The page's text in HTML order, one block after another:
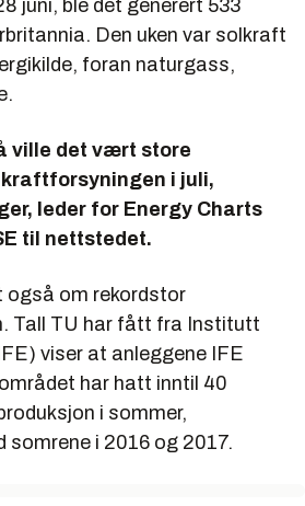
juni, ble det generert 533
Den uken var solkraft
foran naturgass,
ville det vært store
i juli,
leder for Energy Charts
til nettstedet.
også om rekordstor
Tall TU har fått fra Institutt
viser at anleggene IFE
har hatt inntil 40
i sommer,
somrene i 2016 og 2017.